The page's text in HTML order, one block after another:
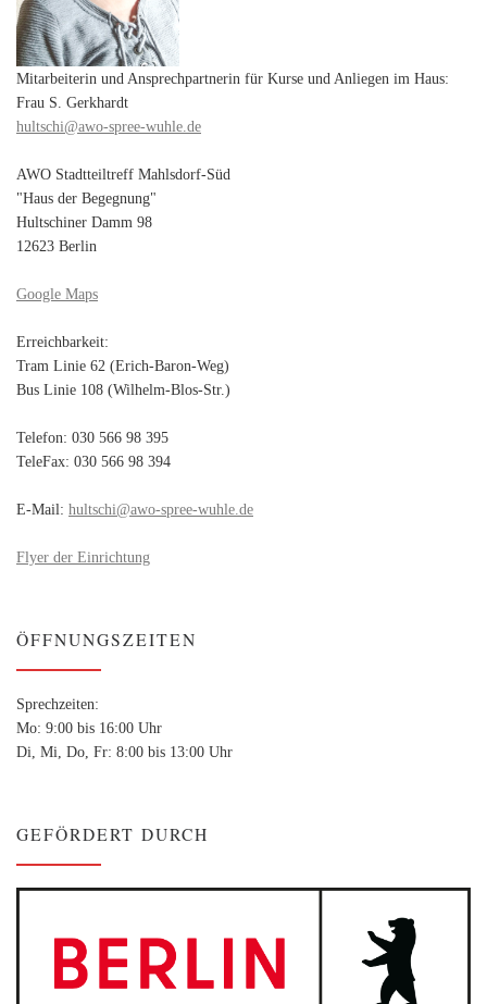
Mitarbeiterin und Ansprechpartnerin für Kurse und Anliegen im Haus:
Frau S. Gerkhardt
hultschi@awo-spree-wuhle.de
AWO Stadtteiltreff Mahlsdorf-Süd
"Haus der Begegnung"
Hultschiner Damm 98
12623 Berlin
Google Maps
Erreichbarkeit:
Tram Linie 62 (Erich-Baron-Weg)
Bus Linie 108 (Wilhelm-Blos-Str.)
Telefon: 030 566 98 395
TeleFax: 030 566 98 394
E-Mail: hultschi@awo-spree-wuhle.de
Flyer der Einrichtung
ÖFFNUNGSZEITEN
Sprechzeiten:
Mo: 9:00 bis 16:00 Uhr
Di, Mi, Do, Fr: 8:00 bis 13:00 Uhr
GEFÖRDERT DURCH